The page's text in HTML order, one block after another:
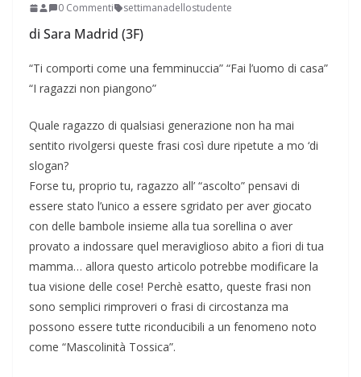
0 Commenti settimanadellostudente
di Sara Madrid (3F)
“Ti comporti come una femminuccia” “Fai l’uomo di casa”
“I ragazzi non piangono”
Quale ragazzo di qualsiasi generazione non ha mai
sentito rivolgersi queste frasi così dure ripetute a mo ‘di
slogan?
Forse tu, proprio tu, ragazzo all’ “ascolto” pensavi di
essere stato l’unico a essere sgridato per aver giocato
con delle bambole insieme alla tua sorellina o aver
provato a indossare quel meraviglioso abito a fiori di tua
mamma… allora questo articolo potrebbe modificare la
tua visione delle cose! Perchè esatto, queste frasi non
sono semplici rimproveri o frasi di circostanza ma
possono essere tutte riconducibili a un fenomeno noto
come “Mascolinità Tossica”.